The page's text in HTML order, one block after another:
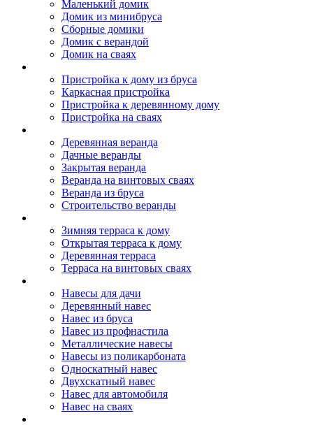
Маленький домик
Домик из минибруса
Сборные домики
Домик с верандой
Домик на сваях
Пристройка к дому из бруса
Каркасная пристройка
Пристройка к деревянному дому
Пристройка на сваях
Деревянная веранда
Дачные веранды
Закрытая веранда
Веранда на винтовых сваях
Веранда из бруса
Строительство веранды
Зимняя терраса к дому
Открытая терраса к дому
Деревянная терраса
Терраса на винтовых сваях
Навесы для дачи
Деревянный навес
Навес из бруса
Навес из профнастила
Металлические навесы
Навесы из поликарбоната
Односкатный навес
Двухскатный навес
Навес для автомобиля
Навес на сваях